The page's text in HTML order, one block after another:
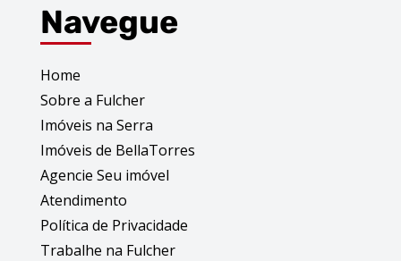
Navegue
Home
Sobre a Fulcher
Imóveis na Serra
Imóveis de BellaTorres
Agencie Seu imóvel
Atendimento
Política de Privacidade
Trabalhe na Fulcher